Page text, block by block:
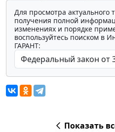
Для просмотра актуального
получения полной
изменениях и порядке
воспользуйтесь поиском в
ГАРАНТ:
Показать